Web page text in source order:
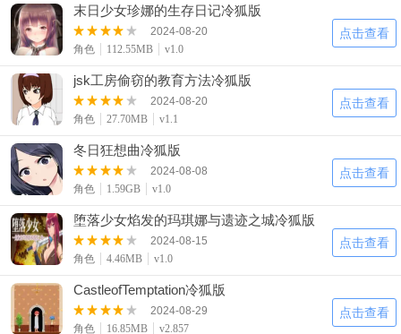
末日少女珍娜的生存日记冷狐版
2024-08-20
角色
112.55MB v1.0
点击查看
jsk工房偷窃的教育方法冷狐版
2024-08-20
角色
27.70MB v1.1
点击查看
冬日狂想曲冷狐版
2024-08-08
角色
1.59GB v1.0
点击查看
堕落少女焰发的玛琪娜与遗迹之城冷狐版
2024-08-15
角色
4.46MB v1.0
点击查看
CastleofTemptation冷狐版
2024-08-29
角色
16.85MB v2.857
点击查看